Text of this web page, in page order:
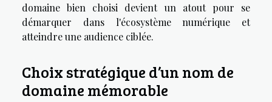
domaine bien choisi devient un atout pour se
démarquer dans l'écosystème numérique et
atteindre une audience ciblée.
Choix stratégique d’un nom de
domaine mémorable